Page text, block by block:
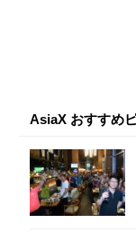
AsiaX おすすめ